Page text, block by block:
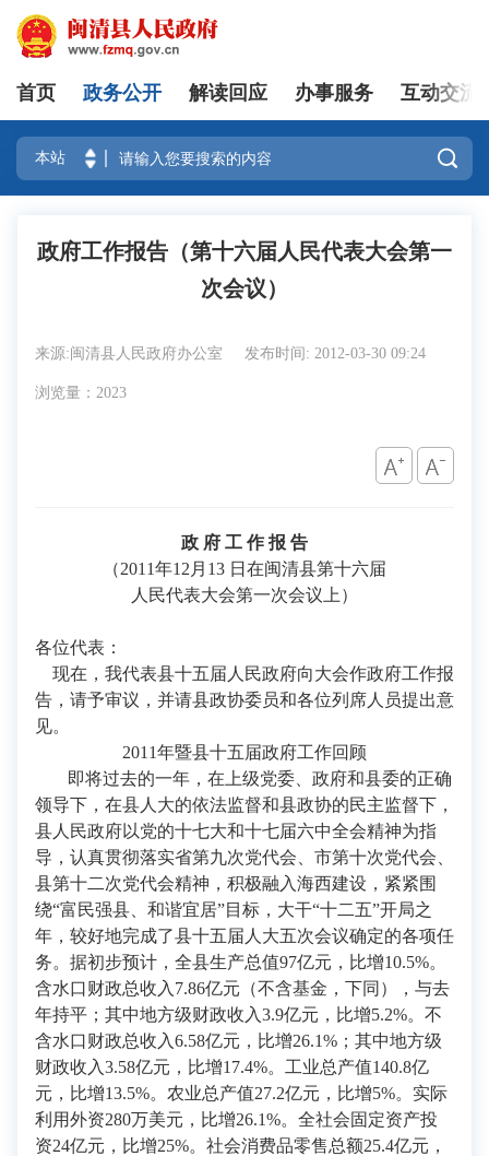
登录
首页 政务公开 解读回应 办事服务 互动交流

政府工作报告（第十六届人民代表大会第一
次会议）
来源:闽清县人民政府办公室 发布时间: 2012-03-30 09:24
浏览量：2023
政 府 工 作 报 告
（2011年12月13 日在闽清县第十六届
人民代表大会第一次会议上）
各位代表：
现在，我代表县十五届人民政府向大会作政府工作报
告，请予审议，并请县政协委员和各位列席人员提出意
见。
2011年暨县十五届政府工作回顾
即将过去的一年，在上级党委、政府和县委的正确
领导下，在县人大的依法监督和县政协的民主监督下，
县人民政府以党的十七大和十七届六中全会精神为指
导，认真贯彻落实省第九次党代会、市第十次党代会、
县第十二次党代会精神，积极融入海西建设，紧紧围
绕“富民强县、和谐宜居”目标，大干“十二五”开局之
年，较好地完成了县十五届人大五次会议确定的各项任
务。据初步预计，全县生产总值97亿元，比增10.5%。
含水口财政总收入7.86亿元（不含基金，下同），与去
年持平；其中地方级财政收入3.9亿元，比增5.2%。不
含水口财政总收入6.58亿元，比增26.1%；其中地方级
财政收入3.58亿元，比增17.4%。工业总产值140.8亿
元，比增13.5%。农业总产值27.2亿元，比增5%。实际
利用外资280万美元，比增26.1%。全社会固定资产投
资24亿元，比增25%。社会消费品零售总额25.4亿元，